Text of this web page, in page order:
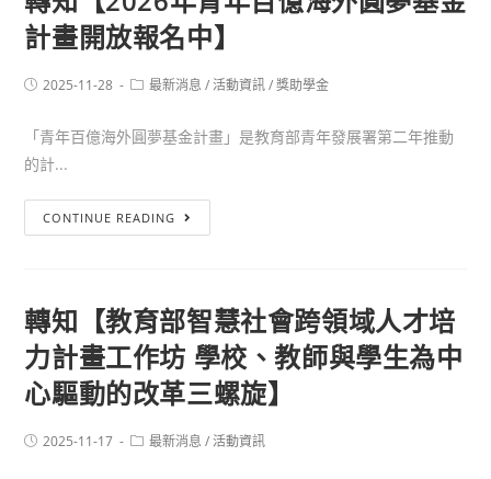
計畫開放報名中】
2025-11-28 最新消息 / 活動資訊 / 獎助學金
「青年百億海外圓夢基金計畫」是教育部青年發展署第二年推動
的計...
CONTINUE READING
轉知【教育部智慧社會跨領域人才培
力計畫工作坊 學校、教師與學生為中
心驅動的改革三螺旋】
2025-11-17 最新消息 / 活動資訊